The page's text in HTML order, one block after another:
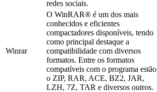
redes sociais.
Winrar
O WinRAR® é um dos mais
conhecidos e eficientes
compactadores disponíveis, tendo
como principal destaque a
compatibilidade com diversos
formatos. Entre os formatos
compatíveis com o programa estão
o ZIP, RAR, ACE, BZ2, JAR,
LZH, 7Z, TAR e diversos outros.